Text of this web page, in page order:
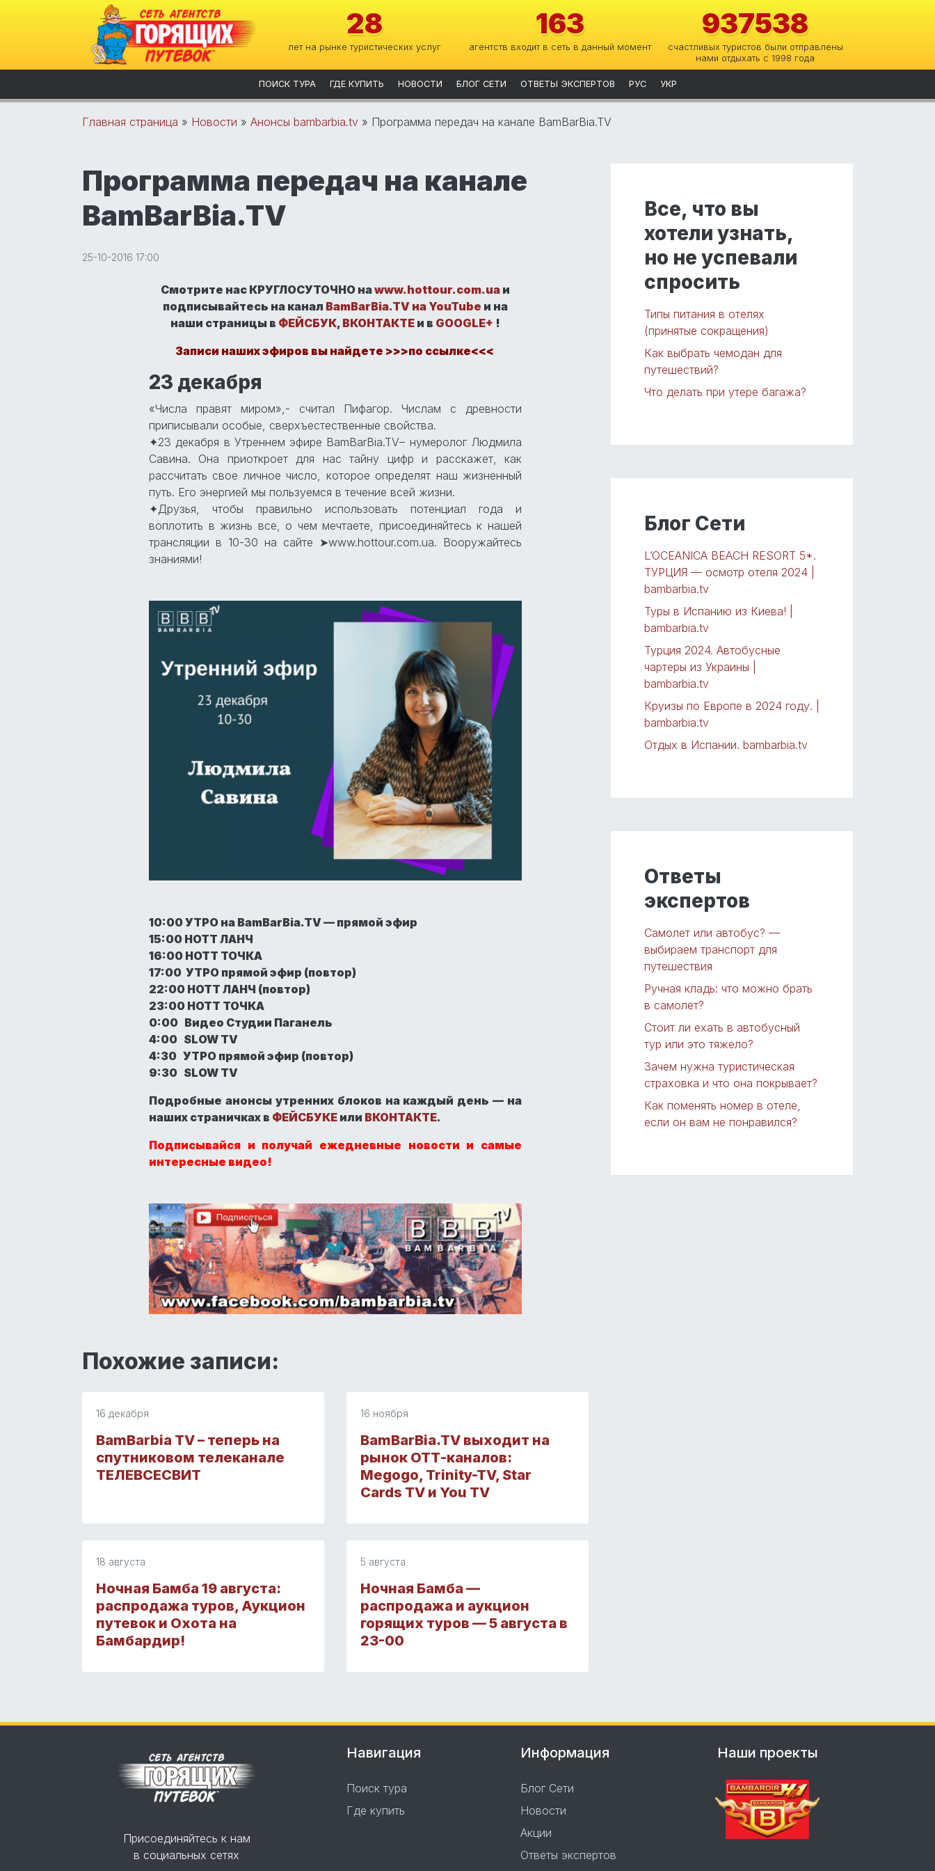
28
лет на рынке туристических услуг
163
агентств входит в сеть в данный момент
937538
счастливых туристов были отправлены
нами отдыхать с 1998 года
ПОИСК ТУРА ГДЕ КУПИТЬ НОВОСТИ БЛОГ СЕТИ ОТВЕТЫ ЭКСПЕРТОВ РУС УКР
Главная страница » Новости » Анонсы bambarbia.tv » Программа передач на канале BamBarBia.TV
Программа передач на канале
BamBarBia.TV
25-10-2016 17:00
Смотрите нас КРУГЛОСУТОЧНО наwww.hottour.com.ua и
подписывайтесь на канал BamBarBia.TV на YouTube и на
наши страницы в ФЕЙСБУК, ВКОНТАКТЕ и в GOOGLE+ !
Записи наших эфиров вы найдете >>>по ссылке<<<
23 декабря
«Числа правят миром»,- считал Пифагор. Числам с древности
приписывали особые, сверхъестественные свойства.
✦23 декабря в Утреннем эфире BamBarBia.TV– нумеролог Людмила
Савина. Она приоткроет для нас тайну цифр и расскажет, как
рассчитать свое личное число, которое определят наш жизненный
путь. Его энергией мы пользуемся в течение всей жизни.
✦Друзья, чтобы правильно использовать потенциал года и
воплотить в жизнь все, о чем мечтаете, присоединяйтесь к нашей
трансляции в 10-30 на сайте ➤www.hottour.com.ua. Вооружайтесь
знаниями!
10:00 УТРО на BamBarBia.TV — прямой эфир
15:00 HOTT ЛАНЧ
16:00 HOTT ТОЧКА
17:00 УТРО прямой эфир (повтор)
22:00 HOTT ЛАНЧ (повтор)
23:00 HOTT ТОЧКА
0:00 Видео Студии Паганель
4:00 SLOW TV
4:30 УТРО прямой эфир (повтор)
9:30 SLOW TV
Подробные анонсы утренних блоков на каждый день — на
наших страничках в ФЕЙСБУКЕ или ВКОНТАКТЕ.
Подписывайся и получай ежедневные новости и самые
интересные видео!
Похожие записи:
16 декабря
BamBarbia TV – теперь на
спутниковом телеканале
ТЕЛЕВСЕСВИТ
16 ноября
BamBarBia.TV выходит на
рынок ОТТ-каналов:
Megogo, Trinity-TV, Star
Cards TV и You TV
18 августа
Ночная Бамба 19 августа:
распродажа туров, Аукцион
путевок и Охота на
Бамбардир!
5 августа
Ночная Бамба —
распродажа и аукцион
горящих туров — 5 августа в
23-00
Все, что вы
хотели узнать,
но не успевали
спросить
Типы питания в отелях
(принятые сокращения)
Как выбрать чемодан для
путешествий?
Что делать при утере багажа?
Блог Сети
L’OCEANICA BEACH RESORT 5*.
ТУРЦИЯ — осмотр отеля 2024 |
bambarbia.tv
Туры в Испанию из Киева! |
bambarbia.tv
Турция 2024. Автобусные
чартеры из Украины |
bambarbia.tv
Круизы по Европе в 2024 году. |
bambarbia.tv
Отдых в Испании. bambarbia.tv
Ответы
экспертов
Самолет или автобус? —
выбираем транспорт для
путешествия
Ручная кладь: что можно брать
в самолет?
Стоит ли ехать в автобусный
тур или это тяжело?
Зачем нужна туристическая
страховка и что она покрывает?
Как поменять номер в отеле,
если он вам не понравился?
Навигация
Поиск тура
Где купить
Информация
Блог Сети
Новости
Акции
Ответы экспертов
Наши проекты
Присоединяйтесь к нам
в социальных сетях